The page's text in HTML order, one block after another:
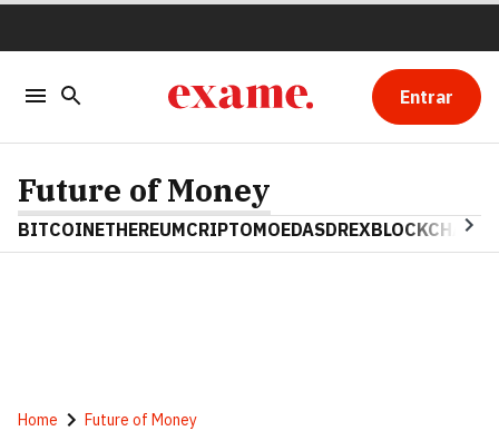
Entrar
Future of Money
BITCOINETHEREUMCRIPTOMOEDASDREXBLOCKCHAIN
Home Future of Money